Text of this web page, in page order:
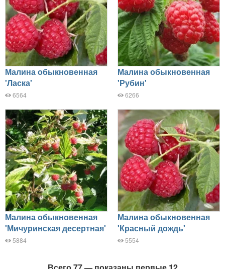
Малина обыкновенная
'Ласка'
6564
Малина обыкновенная
'Рубин'
6266
Малина обыкновенная
'Мичуринская десертная'
5884
Малина обыкновенная
'Красный дождь'
5554